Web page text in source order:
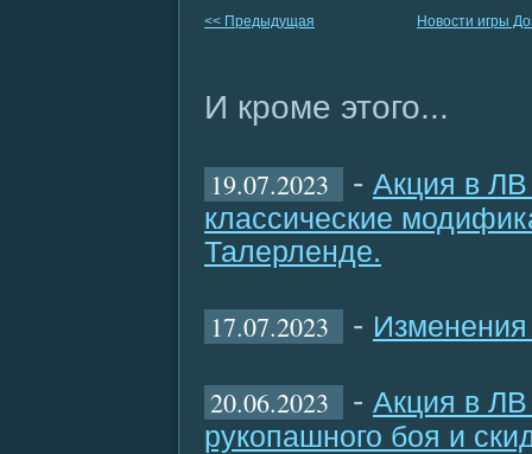
<< Предыдущая Новости игры
И кроме этого...
19.07.2023 - Акция в
классические
Талерленде.
17.07.2023 -
20.06.2023 - Акция в
рукопашного боя и